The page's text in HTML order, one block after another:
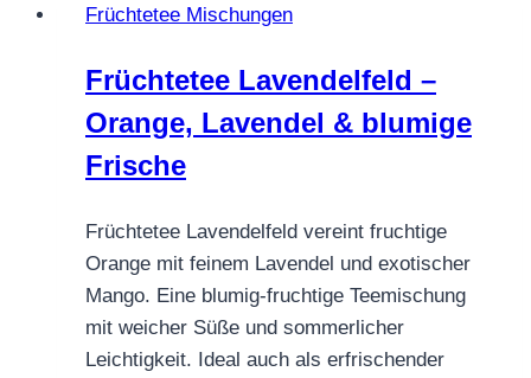
sanft
märchenhaft
süß
Früchtetee Mischungen
Früchtetee Lavendelfeld –
Orange, Lavendel & blumige
Frische
Früchtetee Lavendelfeld vereint fruchtige
Orange mit feinem Lavendel und exotischer
Mango. Eine blumig-fruchtige Teemischung
mit weicher Süße und sommerlicher
Leichtigkeit. Ideal auch als erfrischender